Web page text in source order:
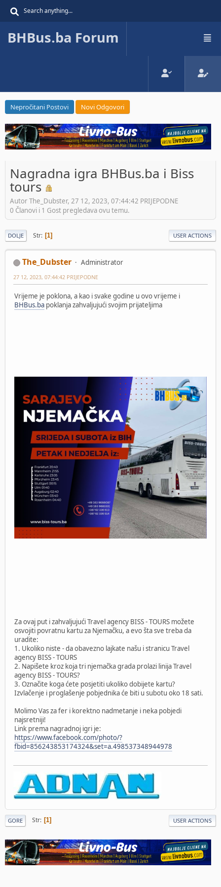
BHBus.ba Forum
Nepročitani Postovi Novi Odgovori
Nagradna igra BHBus.ba i Biss
tours
Autor The_Dubster, 27 12, 2023, 07:44:42 PRIJEPODNE
0 Članovi i 1 Gost pregledava ovu temu.
DOLJE Str 1 USER ACTIONS
The_Dubster Administrator
27 12, 2023, 07:44:42 PRIJEPODNE
Vrijeme je poklona, a kao i svake godine u ovo vrijeme i
BHBus.ba poklanja zahvaljujući svojim prijateljima
Za ovaj put i zahvaljujući Travel agency BISS - TOURS možete
osvojiti povratnu kartu za Njemačku, a evo šta sve treba da
uradite:
1. Ukoliko niste - da obavezno lajkate našu i stranicu Travel
agency BISS - TOURS
2. Napišete kroz koja tri njemačka grada prolazi linija Travel
agency BISS - TOURS?
3. Označite koga ćete posjetiti ukoliko dobijete kartu?
Izvlačenje i proglašenje pobjednika će biti u subotu oko 18 sati.
Molimo Vas za fer i korektno nadmetanje i neka pobjedi
najsretniji!
Link prema nagradnoj igri je:
https://www.facebook.com/photo/?
fbid=856243853174324&set=a.498537348944978
GORE Str 1 USER ACTIONS